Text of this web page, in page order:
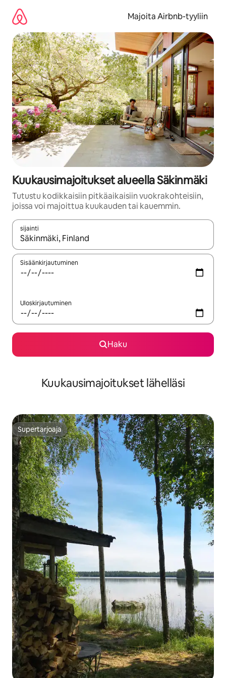
sisältö
väliin
Majoita Airbnb-tyyliin
Kuukausimajoitukset alueella Säkinmäki
Tutustu kodikkaisiin pitkäaikaisiin vuokrakohteisiin,
joissa voi majoittua kuukauden tai kauemmin.
sijainti
Kun tulokset ovat saatavilla, navigoi ylös- ja alas-
Sisäänkirjautuminen
Uloskirjautuminen
Haku
Kuukausimajoitukset lähelläsi
Supertarjoaja
Supertarjoaja